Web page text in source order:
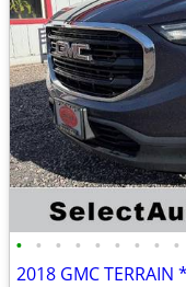
• • • • • • • • •
2018 GMC TERRAIN